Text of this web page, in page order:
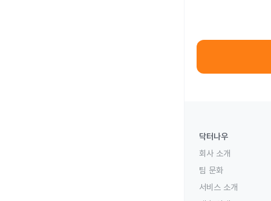
닥터나우
회사 소개
팀 문화
서비스 소개